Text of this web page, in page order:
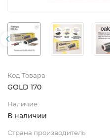
Код Товара
GOLD 170
Наличие:
В наличии
Страна производитель